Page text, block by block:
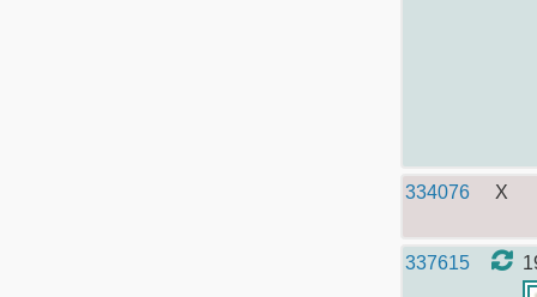
334076 X
337615